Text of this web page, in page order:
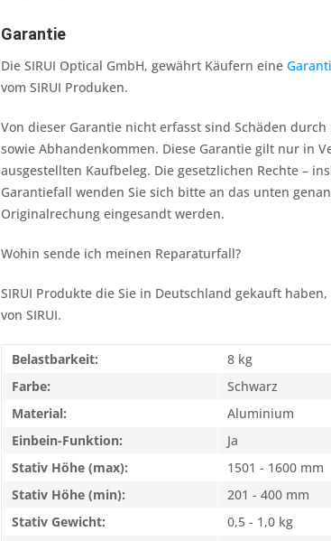
Garantie
Die SIRUI Optical GmbH, gewährt Käufern eine
vom SIRUI Produken.
Von dieser Garantie nicht erfasst sind Schäden
sowie Abhandenkommen. Diese Garantie gilt nur in
ausgestellten Kaufbeleg. Die gesetzlichen Rechte –
Garantiefall wenden Sie sich bitte an das unten
Originalrechung eingesandt werden.
Wohin sende ich meinen Reparaturfall?
SIRUI Produkte die Sie in Deutschland gekauft
von SIRUI.
Belastbarkeit:
8 kg
Farbe:
Schwarz
Material:
Aluminium
Einbein-Funktion:
Ja
Stativ Höhe (max):
1501 - 1600 mm
Stativ Höhe (min):
201 - 400 mm
Stativ Gewicht:
0,5 - 1,0 kg